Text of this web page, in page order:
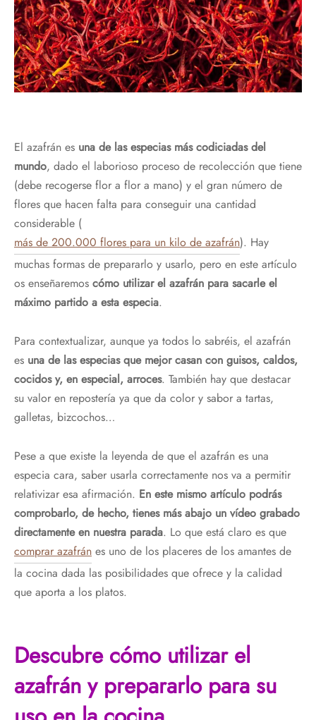
El azafrán es una de las especias más codiciadas del
mundo, dado el laborioso proceso de recolección que tiene
(debe recogerse flor a flor a mano) y el gran número de
flores que hacen falta para conseguir una cantidad
considerable (
más de 200.000 flores para un kilo de azafrán). Hay
muchas formas de prepararlo y usarlo, pero en este artículo
os enseñaremos cómo utilizar el azafrán para sacarle el
máximo partido a esta especia.
Para contextualizar, aunque ya todos lo sabréis, el azafrán
es una de las especias que mejor casan con guisos, caldos,
cocidos y, en especial, arroces. También hay que destacar
su valor en repostería ya que da color y sabor a tartas,
galletas, bizcochos…
Pese a que existe la leyenda de que el azafrán es una
especia cara, saber usarla correctamente nos va a permitir
relativizar esa afirmación. En este mismo artículo podrás
comprobarlo, de hecho, tienes más abajo un vídeo grabado
directamente en nuestra parada. Lo que está claro es que
comprar azafrán es uno de los placeres de los amantes de
la cocina dada las posibilidades que ofrece y la calidad
que aporta a los platos.
Descubre cómo utilizar el
azafrán y prepararlo para su